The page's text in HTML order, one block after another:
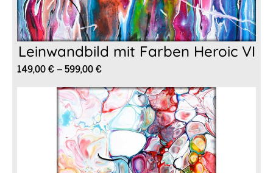
Leinwandbild mit Farben Heroic VI
149,00€–599,00€
bis
599,00 €